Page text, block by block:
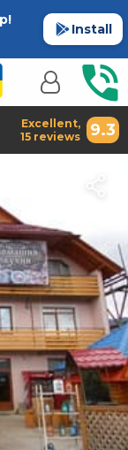
Install
Excellent, 9.3
15 reviews